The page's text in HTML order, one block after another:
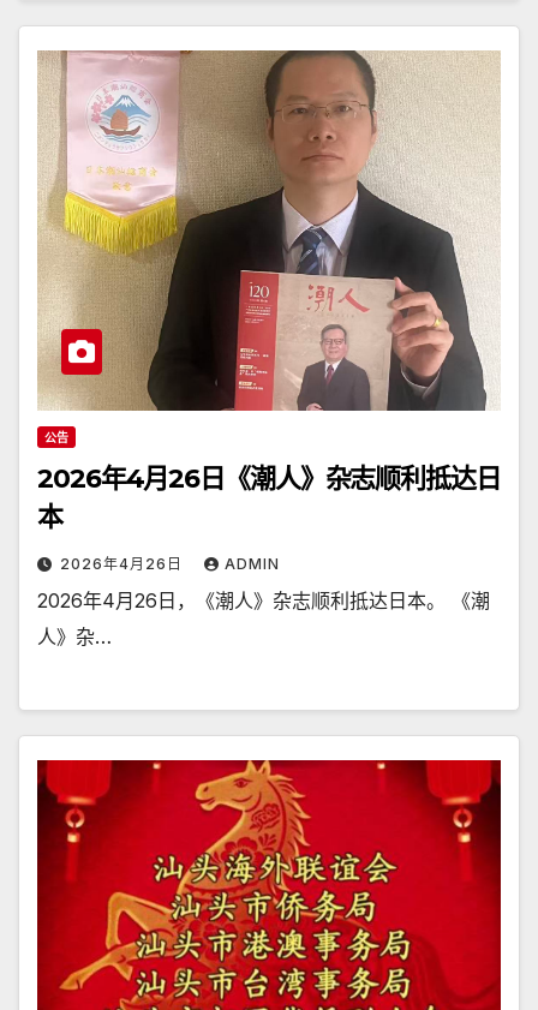
公告
2026年4月26日《潮人》杂志顺利抵达日
本
2026年4月26日 ADMIN
2026年4月26日，《潮人》杂志顺利抵达日本。 《潮
人》杂…